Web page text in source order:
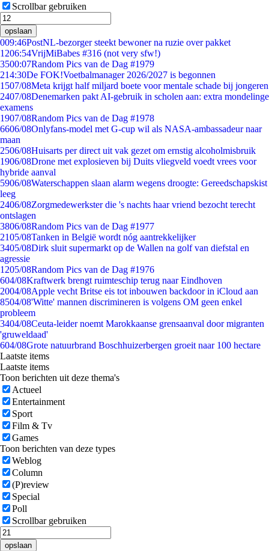
Scrollbar gebruiken
opslaan
009:46PostNL-bezorger steekt bewoner na ruzie over pakket
1206:54VrijMiBabes #316 (not very sfw!)
3500:07Random Pics van de Dag #1979
214:30De FOK!Voetbalmanager 2026/2027 is begonnen
1507/08Meta krijgt half miljard boete voor mentale schade bij jongeren
2407/08Denemarken pakt AI-gebruik in scholen aan: extra mondelinge
examens
1907/08Random Pics van de Dag #1978
6606/08Onlyfans-model met G-cup wil als NASA-ambassadeur naar
maan
2506/08Huisarts per direct uit vak gezet om ernstig alcoholmisbruik
1906/08Drone met explosieven bij Duits vliegveld voedt vrees voor
hybride aanval
5906/08Waterschappen slaan alarm wegens droogte: Gereedschapskist
leeg
2406/08Zorgmedewerkster die 's nachts haar vriend bezocht terecht
ontslagen
3806/08Random Pics van de Dag #1977
2105/08Tanken in België wordt nóg aantrekkelijker
3405/08Dirk sluit supermarkt op de Wallen na golf van diefstal en
agressie
1205/08Random Pics van de Dag #1976
604/08Kraftwerk brengt ruimteschip terug naar Eindhoven
2004/08Apple vecht Britse eis tot inbouwen backdoor in iCloud aan
8504/08'Witte' mannen discrimineren is volgens OM geen enkel
probleem
3404/08Ceuta-leider noemt Marokkaanse grensaanval door migranten
'gruweldaad'
604/08Grote natuurbrand Boschhuizerbergen groeit naar 100 hectare
Laatste items
Laatste items
Toon berichten uit deze thema's
Actueel
Entertainment
Sport
Film & Tv
Games
Toon berichten van deze types
Weblog
Column
(P)review
Special
Poll
Scrollbar gebruiken
opslaan